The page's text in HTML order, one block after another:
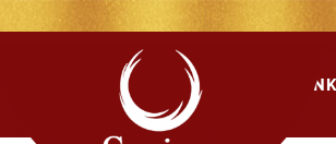
SZOLGÁLTATÁSAINK